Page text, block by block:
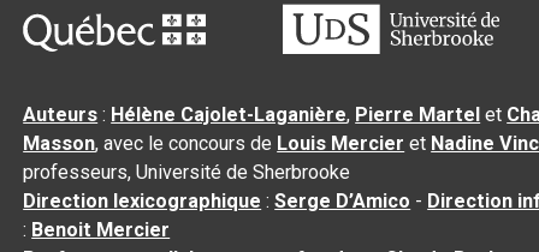
Auteurs : Hélène Cajolet-Laganière, Pierre Martel et
Masson, avec le concours de Louis Mercier et Nadine
professeurs, Université de Sherbrooke
Direction lexicographique :Serge D’Amico - Direction
: Benoit Mercier